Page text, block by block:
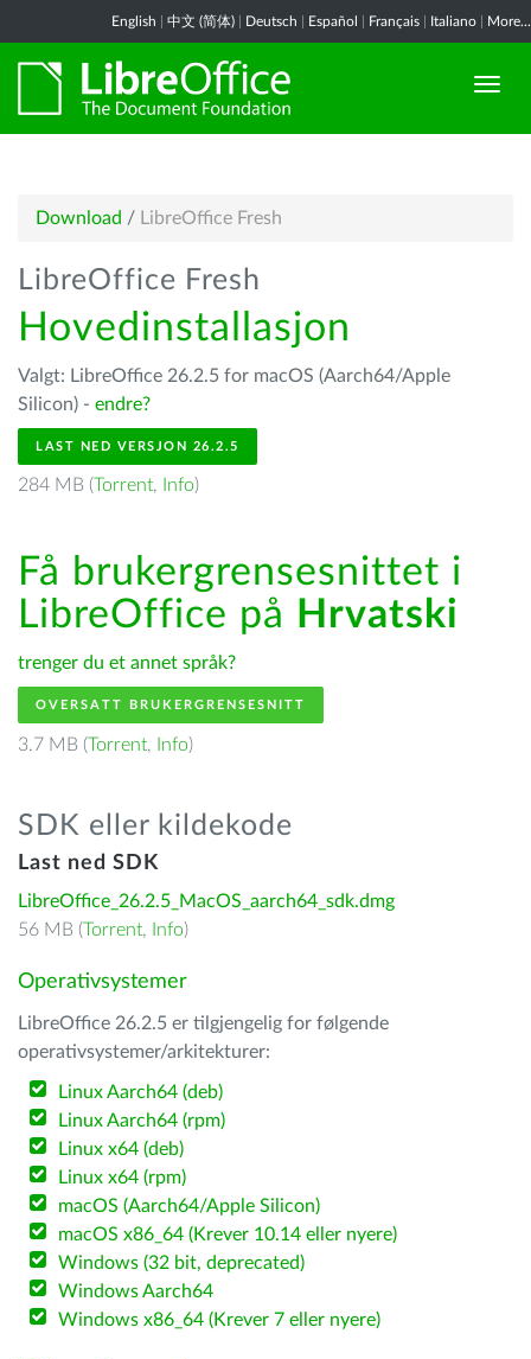
English 中文 (简体) Deutsch Español Français Italiano More...
Download / LibreOffice Fresh
LibreOffice Fresh
Hovedinstallasjon
Valgt: LibreOffice 26.2.5 for macOS (Aarch64/Apple
Silicon) - endre?
LAST NED VERSJON 26.2.5
284 MB (Torrent, Info)
Få brukergrensesnittet i
LibreOffice på Hrvatski
trenger du et annet språk?
OVERSATT BRUKERGRENSESNITT
3.7 MB (Torrent, Info)
SDK eller kildekode
Last ned SDK
LibreOffice_26.2.5_MacOS_aarch64_sdk.dmg
56 MB (Torrent, Info)
Operativsystemer
LibreOffice 26.2.5 er tilgjengelig for følgende
operativsystemer/arkitekturer:
Linux Aarch64 (deb)
Linux Aarch64 (rpm)
Linux x64 (deb)
Linux x64 (rpm)
macOS (Aarch64/Apple Silicon)
macOS x86_64 (Krever 10.14 eller nyere)
Windows (32 bit, deprecated)
Windows Aarch64
Windows x86_64 (Krever 7 eller nyere)